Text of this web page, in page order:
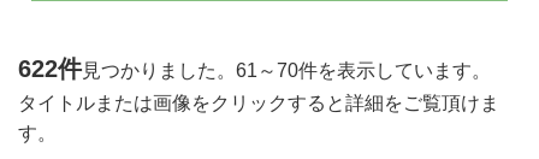
622件見つかりました。61～70件を表示しています。
タイトルまたは画像をクリックすると詳細をご覧頂けま
す。